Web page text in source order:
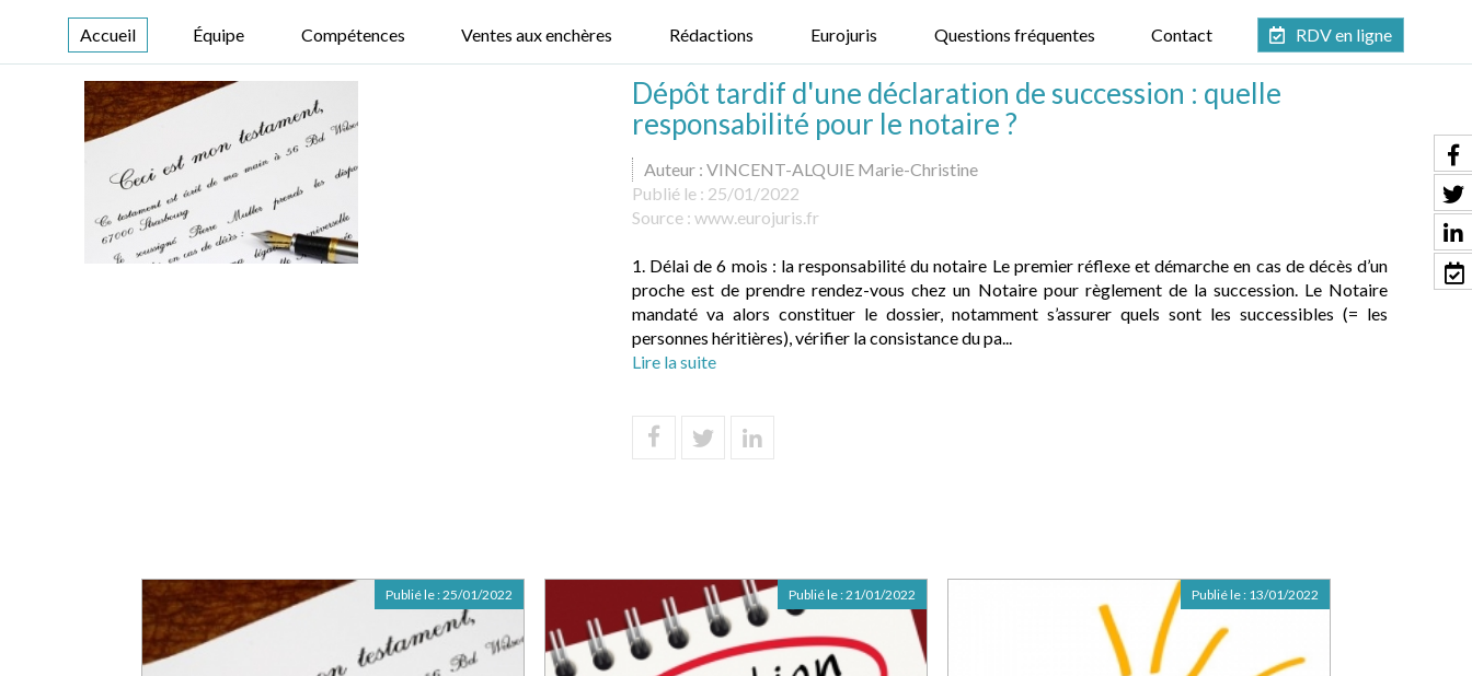
Accueil Équipe Compétences Ventes aux enchères Rédactions Eurojuris Questions fréquentes Contact RDV en ligne
Dépôt tardif d'une déclaration de succession : quelle
responsabilité pour le notaire ?
Auteur : VINCENT-ALQUIE Marie-Christine
Publié le : 25/01/2022
Source : www.eurojuris.fr
1. Délai de 6 mois : la responsabilité du notaire Le premier réflexe et démarche en cas de décès d’un
proche est de prendre rendez-vous chez un Notaire pour règlement de la succession. Le Notaire
mandaté va alors constituer le dossier, notamment s’assurer quels sont les successibles (= les
personnes héritières), vérifier la consistance du pa...
Lire la suite
Publié le :25/01/2022 Publié le :21/01/2022 Publié le : 13/01/2022